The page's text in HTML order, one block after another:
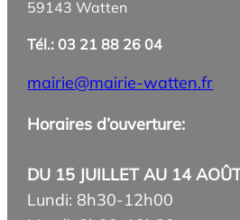
59143 Watten
Tél.: 03 21 88 26 04
mairie@mairie-watten.fr
Horaires d’ouverture:
DU 15 JUILLET AU 14
Lundi: 8h30-12h00